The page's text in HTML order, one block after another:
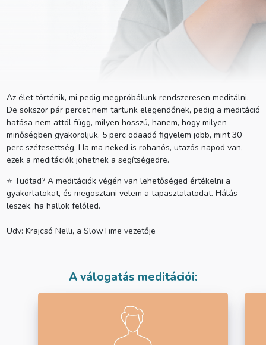
Ha kevés időd van
14 meditáció | Egy óra | kezdő| Összeállította:Krajcsó
Nelli
Fekete Kinga Nyitray Nelli
Nincs aktív előfizetésed
Előfizetés
Az élet történik, mi pedig megpróbálunk rendszeresen meditálni.
De sokszor pár percet nem tartunk elegendőnek, pedig a meditáció
hatása nem attól függ, milyen hosszú, hanem, hogy milyen
minőségben gyakoroljuk. 5 perc odaadó figyelem jobb, mint 30
perc szétesettség. Ha ma neked is rohanós, utazós napod van,
ezek a meditációk jöhetnek a segítségedre.
⭐ Tudtad? A meditációk végén van lehetőséged értékelni a
gyakorlatokat, és megosztani velem a tapasztalatodat. Hálás
leszek, ha hallok felőled.
Üdv: Krajcsó Nelli, a SlowTime vezetője
A válogatás meditációi: